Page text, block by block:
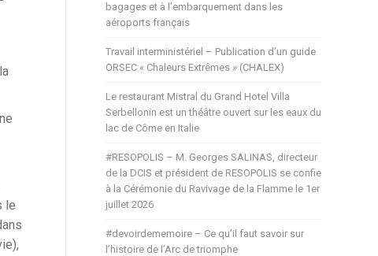
le
bagages et à l’embarquement dans les
aéroports français
Travail interministériel – Publication d’un guide
ORSEC « Chaleurs Extrêmes » (CHALEX)
Le restaurant Mistral du Grand Hotel Villa
Serbellonin est un théâtre ouvert sur les eaux du
lac de Côme en Italie
#RESOPOLIS – M. Georges SALINAS, directeur
de la DCIS et président de RESOPOLIS se confie
à la Cérémonie du Ravivage de la Flamme le 1er
juillet 2026
#devoirdememoire – Ce qu’il faut savoir sur
l’histoire de l’Arc de triomphe